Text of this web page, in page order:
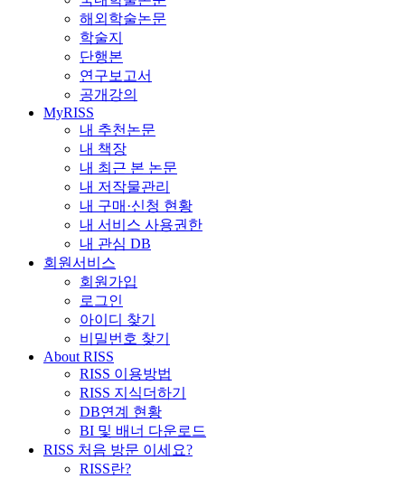
해외학술논문
학술지
단행본
연구보고서
공개강의
MyRISS
내 추천논문
내 책장
내 최근 본 논문
내 저작물관리
내 구매·신청 현황
내 서비스 사용권한
내 관심 DB
회원서비스
회원가입
로그인
아이디 찾기
비밀번호 찾기
About RISS
RISS 이용방법
RISS 지식더하기
DB연계 현황
BI 및 배너 다운로드
RISS 처음 방문 이세요?
RISS란?